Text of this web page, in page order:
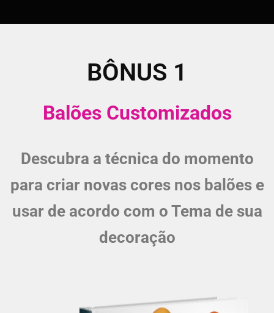
BÔNUS 1
Balões Customizados
Descubra a técnica do momento
para criar novas cores nos balões e
usar de acordo com o Tema de sua
decoração